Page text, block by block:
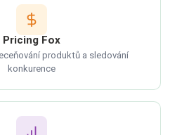
Pricing Fox
produktů a sledování
konkurence